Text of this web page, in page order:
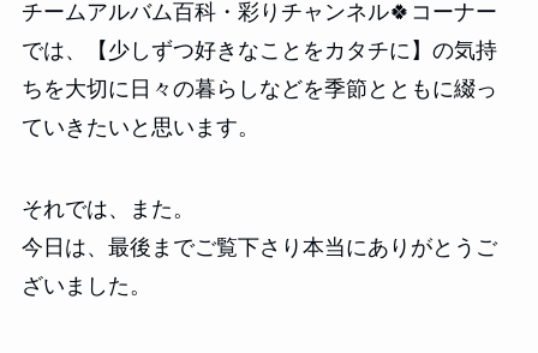
チームアルバム百科・彩りチャンネル🍀コーナー
では、【少しずつ好きなことをカタチに】の気持
ちを大切に日々の暮らしなどを季節とともに綴っ
ていきたいと思います。
それでは、また。
今日は、最後までご覧下さり本当にありがとうご
ざいました。